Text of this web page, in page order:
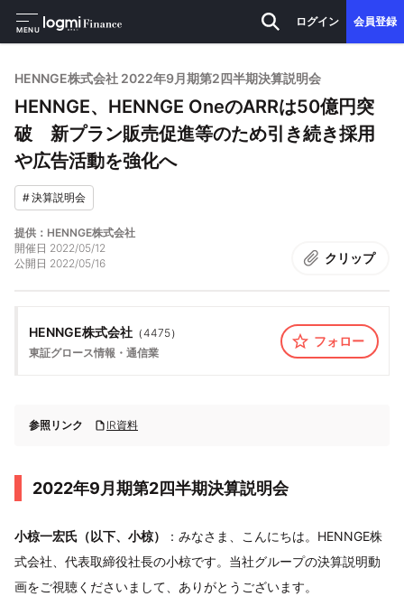
MENU
ログイン 会員登録
HENNGE株式会社 2022年9月期第2四半期決算説明会
HENNGE、HENNGE OneのARRは50億円突
破 新プラン販売促進等のため引き続き採用
や広告活動を強化へ
#決算説明会
提供：HENNGE株式会社
開催日 2022/05/12
公開日 2022/05/16 クリップ
HENNGE株式会社 （4475）
東証グロース情報・通信業
フォロー
参照リンク IR資料
2022年9月期第2四半期決算説明会
小椋一宏氏（以下、小椋）
：みなさま、こんにちは。HENNGE株
式会社、代表取締役社長の小椋です。当社グループの決算説明動
画をご視聴くださいまして、ありがとうございます。